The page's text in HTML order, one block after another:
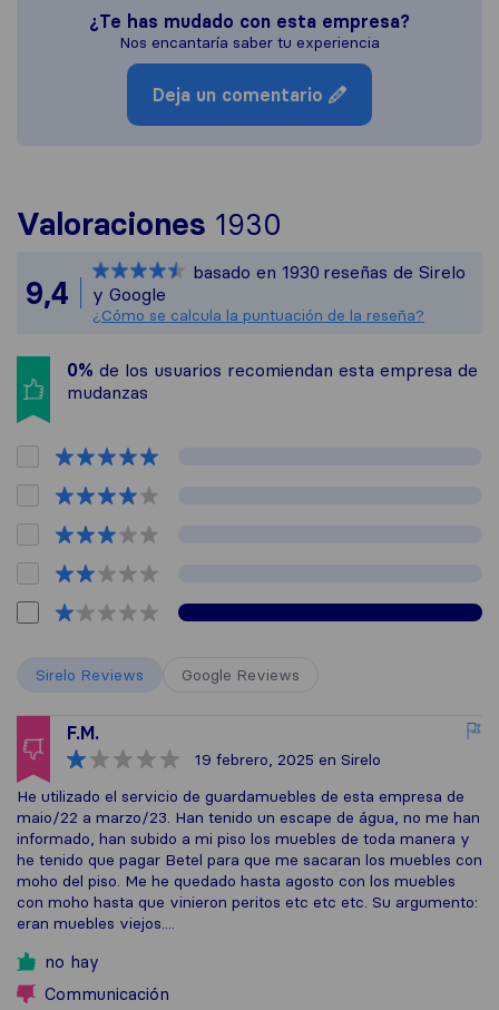
¿Te has mudado con esta empresa?
Nos encantaría saber tu experiencia
Deja un comentario
Valoraciones 1930
Todas las
9,4
basado en 1930 reseñas de Sirelo
y Google
¿Cómo se calcula la puntuación de la reseña?
0% de los usuarios recomiendan esta empresa de
mudanzas
Sirelo Reviews Google Reviews
F.M.
19 febrero, 2025 en Sirelo
He utilizado el servicio de guardamuebles de esta empresa de
maio/22 a marzo/23. Han tenido un escape de água, no me han
informado, han subido a mi piso los muebles de toda manera y
he tenido que pagar Betel para que me sacaran los muebles con
moho del piso. Me he quedado hasta agosto con los muebles
con moho hasta que vinieron peritos etc etc etc. Su argumento:
eran muebles viejos....
no hay
Communicación